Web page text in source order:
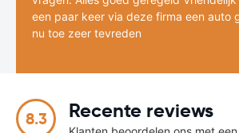
een paar keer via deze firma een auto
nu toe zeer tevreden
8.3 Recente reviews